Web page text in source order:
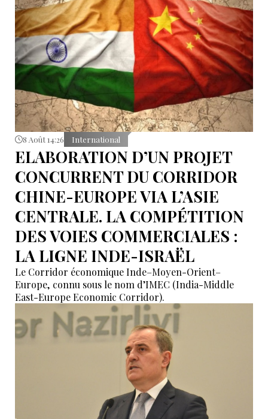
8 Août 14:26 International
ELABORATION D’UN PROJET
CONCURRENT DU CORRIDOR
CHINE-EUROPE VIA L’ASIE
CENTRALE. LA COMPÉTITION
DES VOIES COMMERCIALES :
LA LIGNE INDE-ISRAËL
Le Corridor économique Inde–Moyen-Orient–
Europe, connu sous le nom d’IMEC (India-Middle
East-Europe Economic Corridor).